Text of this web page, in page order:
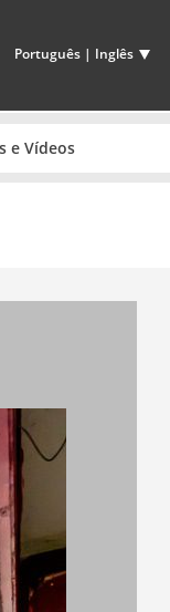
Português | Inglês